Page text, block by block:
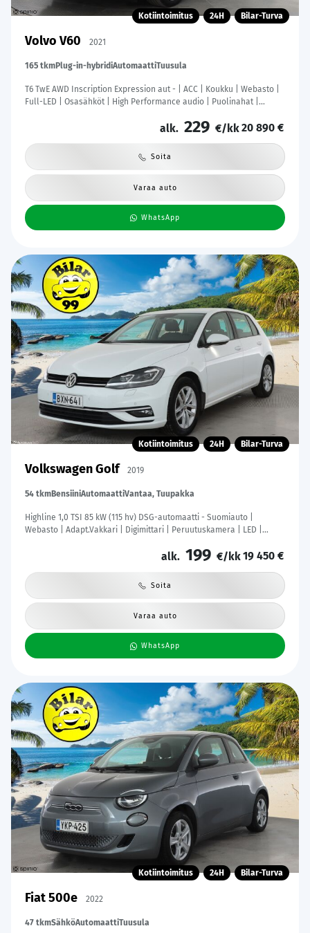
Kotiintoimitus 24H Bilar-Turva
Volvo V60 2021
165 tkmPlug-in-hybridiAutomaattiTuusula
T6 TwE AWD Inscription Expression aut - | ACC | Koukku | Webasto |
Full-LED | Osasähköt | High Performance audio | Puolinahat |
alk. 229 €/kk20 890 €
Soita
Varaa auto
WhatsApp
Kotiintoimitus 24H Bilar-Turva
Volkswagen Golf 2019
54 tkmBensiiniAutomaattiVantaa, Tuupakka
Highline 1,0 TSI 85 kW (115 hv) DSG-automaatti - Suomiauto |
Webasto | Adapt.Vakkari | Digimittari | Peruutuskamera | LED |
alk. 199 €/kk19 450 €
Soita
Varaa auto
WhatsApp
Kotiintoimitus 24H Bilar-Turva
Fiat 500e 2022
47 tkmSähköAutomaattiTuusula